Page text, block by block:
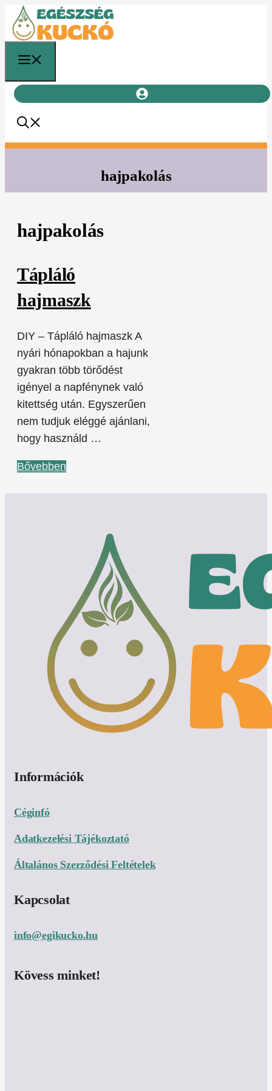
Kilépés
hajpakolás
hajpakolás
Tápláló
hajmaszk
DIY – Tápláló hajmaszk A
nyári hónapokban a hajunk
gyakran több törődést
igényel a napfénynek való
kitettség után. Egyszerűen
nem tudjuk eléggé ajánlani,
hogy használd …
Bővebben
Információk
Céginfó
Adatkezelési Tájékoztató
Általános Szerződési Feltételek
Kapcsolat
info@egikucko.hu
Kövess minket!